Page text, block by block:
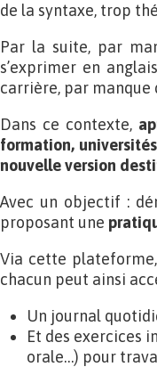
de la syntaxe, trop
Par la suite, par
s’exprimer en
carrière, par manque
Dans ce contexte,
formation,
nouvelle version
Avec un objectif :
proposant une
Via cette
chacun peut ainsi
Un journal
Et des exercices
orale…) pour